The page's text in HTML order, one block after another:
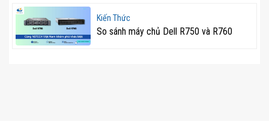
Kiến Thức
So sánh máy chủ Dell R750 và R760